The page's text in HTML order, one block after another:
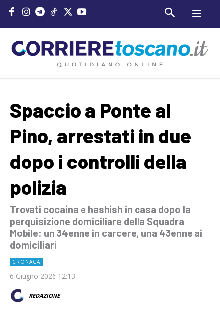
Spaccio a Ponte al
Pino, arrestati in due
dopo i controlli della
polizia
Trovati cocaina e hashish in casa dopo la
perquisizione domiciliare della Squadra
Mobile: un 34enne in carcere, una 43enne ai
domiciliari
CRONACA
6 Giugno 2026 12:13
REDAZIONE